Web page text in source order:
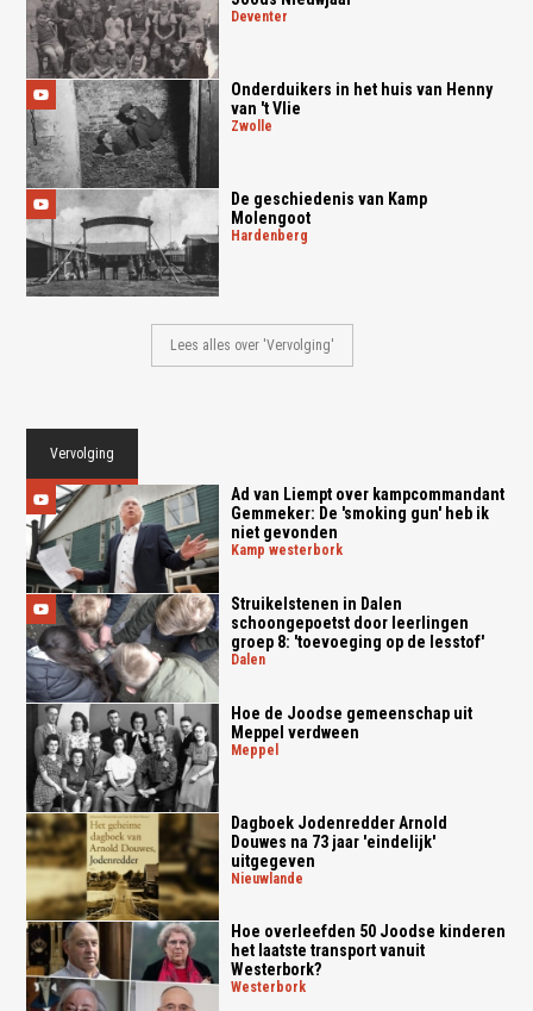
deventer
Onderduikers in het huis van Henny
van 't Vlie
zwolle
De geschiedenis van Kamp
Molengoot
hardenberg
Lees alles over 'Vervolging'
Vervolging
Ad van Liempt over kampcommandant
Gemmeker: De 'smoking gun' heb ik
niet gevonden
kamp westerbork
Struikelstenen in Dalen
schoongepoetst door leerlingen
groep 8: 'toevoeging op de lesstof'
dalen
Hoe de Joodse gemeenschap uit
Meppel verdween
meppel
Dagboek Jodenredder Arnold
Douwes na 73 jaar 'eindelijk'
uitgegeven
nieuwlande
Hoe overleefden 50 Joodse kinderen
het laatste transport vanuit
Westerbork?
westerbork